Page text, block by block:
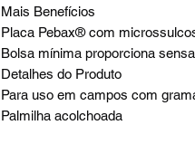
Mais Benefícios
Placa Pebax® com
Bolsa mínima proporciona
Detalhes do Produto
Para uso em campos com
Palmilha acolchoada